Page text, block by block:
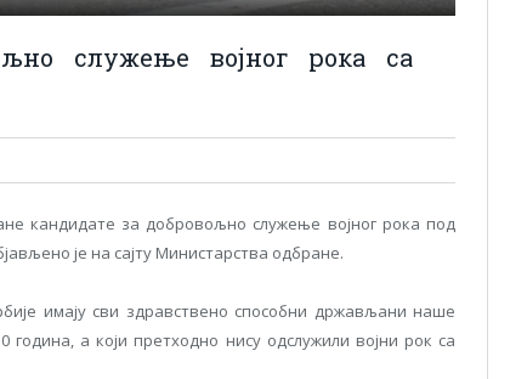
служење војног рока са
кандидате за добровољно служење војног рока под
је на сајту Министарства одбране.
имају сви здравствено способни држављани наше
a који претходно нису одслужили војни рок са